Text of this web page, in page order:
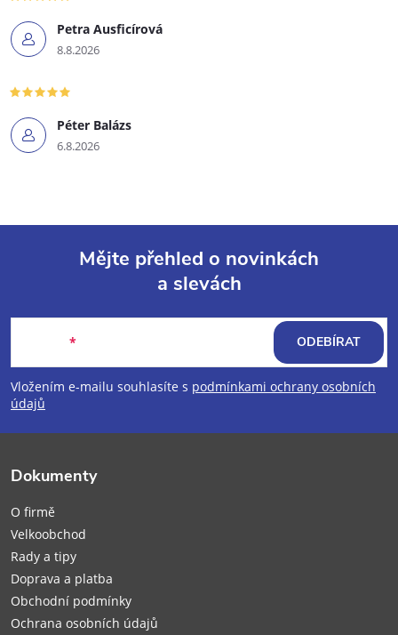
Petra Ausficírová
8.8.2026
Péter Balázs
6.8.2026
p
a
Mějte přehled o novinkách
a slevách
Vložením e-mailu souhlasíte s podmínkami ochrany osobních
údajů
ODEBÍRAT
Dokumenty
O firmě
Velkoobchod
Rady a tipy
Doprava a platba
Obchodní podmínky
Ochrana osobních údajů